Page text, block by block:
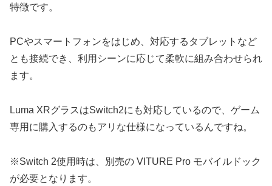
特徴です。
PCやスマートフォンをはじめ、対応するタブレットなど
とも接続でき、利用シーンに応じて柔軟に組み合わせられ
ます。
Luma XRグラスはSwitch2にも対応しているので、ゲーム
専用に購入するのもアリな仕様になっているんですね。
※Switch 2使用時は、別売の VITURE Pro モバイルドック
が必要となります。